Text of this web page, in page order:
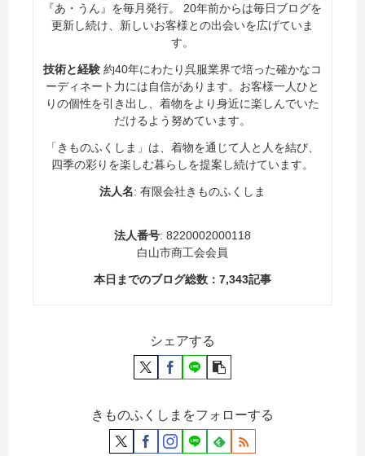
『あ・うん』を毎月発行。 20年前からは毎日ブログを
更新し続け、新しいお客様との出会いを広げていま
す。
技術と経験 約40年にわたり呉服業界で培った確かなコ
ーディネート力には自信があります。お客様一人ひと
りの個性を引き出し、着物をより身近に楽しんでいた
だけるよう努めています。
「きものふくしま」は、着物を通じて人と人を結び、
四季の彩りを楽しむ暮らしを提案し続けています。
法人名: 有限会社きものふくしま
法人番号: 8220002000118
白山市商工会会員
本日までのブログ総数： 7,343記事
シェアする
きものふくしまをフォローする